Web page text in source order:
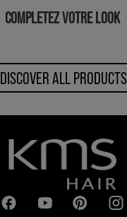
COMPLETEZ VOTRE LOOK
DISCOVER ALL PRODUCTS